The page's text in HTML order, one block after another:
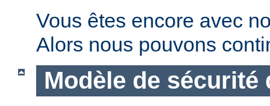
Vous êtes encore avec
Alors nous pouvons
Modèle de sécurité